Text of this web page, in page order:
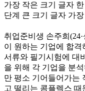
가장 작은 크기 글자
단계 큰 크기 글자 가
취업준비생 손주희
이 원하는 기업에 합
서류와 필기시험에 대
을 위해 각 기업을 분
만 평소 기어들어가는
고 떨리는 콤플렉스